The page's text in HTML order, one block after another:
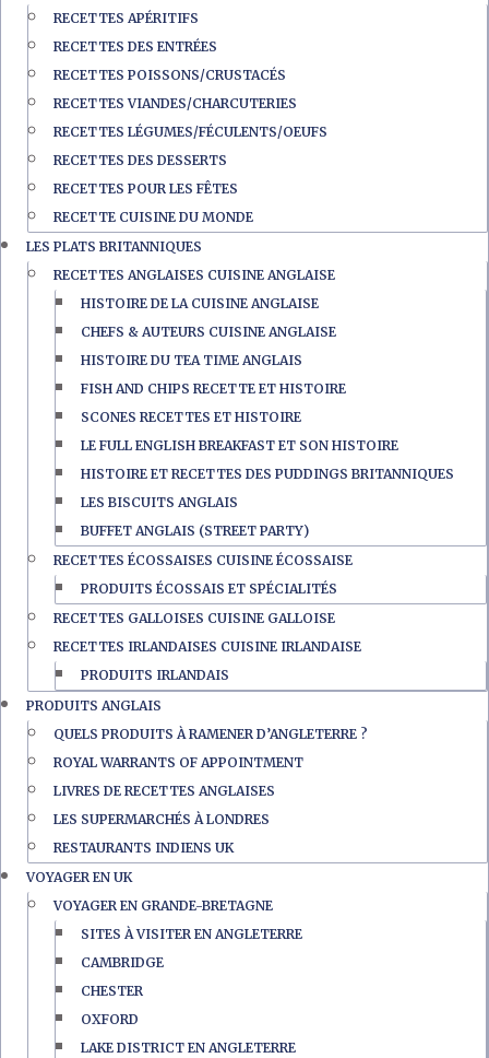
RECETTES APÉRITIFS
RECETTES DES ENTRÉES
RECETTES POISSONS/CRUSTACÉS
RECETTES VIANDES/CHARCUTERIES
RECETTES LÉGUMES/FÉCULENTS/OEUFS
RECETTES DES DESSERTS
RECETTES POUR LES FÊTES
RECETTE CUISINE DU MONDE
LES PLATS BRITANNIQUES
RECETTES ANGLAISES CUISINE ANGLAISE
HISTOIRE DE LA CUISINE ANGLAISE
CHEFS & AUTEURS CUISINE ANGLAISE
HISTOIRE DU TEA TIME ANGLAIS
FISH AND CHIPS RECETTE ET HISTOIRE
SCONES RECETTES ET HISTOIRE
LE FULL ENGLISH BREAKFAST ET SON HISTOIRE
HISTOIRE ET RECETTES DES PUDDINGS BRITANNIQUES
LES BISCUITS ANGLAIS
BUFFET ANGLAIS (STREET PARTY)
RECETTES ÉCOSSAISES CUISINE ÉCOSSAISE
PRODUITS ÉCOSSAIS ET SPÉCIALITÉS
RECETTES GALLOISES CUISINE GALLOISE
RECETTES IRLANDAISES CUISINE IRLANDAISE
PRODUITS IRLANDAIS
PRODUITS ANGLAIS
QUELS PRODUITS À RAMENER D’ANGLETERRE ?
ROYAL WARRANTS OF APPOINTMENT
LIVRES DE RECETTES ANGLAISES
LES SUPERMARCHÉS À LONDRES
RESTAURANTS INDIENS UK
VOYAGER EN UK
VOYAGER EN GRANDE-BRETAGNE
SITES À VISITER EN ANGLETERRE
CAMBRIDGE
CHESTER
OXFORD
LAKE DISTRICT EN ANGLETERRE